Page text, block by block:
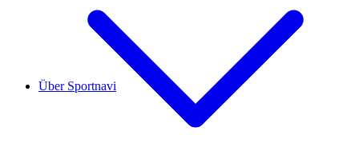
Über Sportnavi